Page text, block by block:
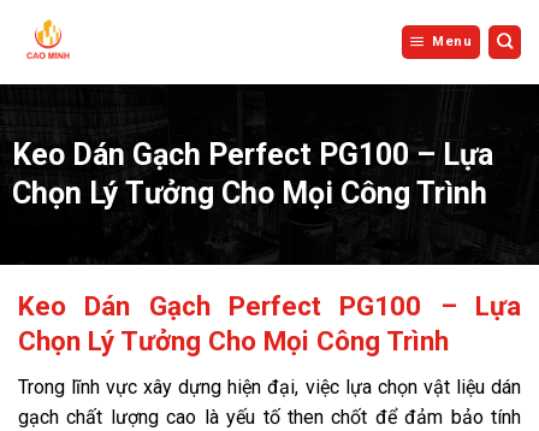
Menu
Keo Dán Gạch Perfect PG100 – Lựa
Chọn Lý Tưởng Cho Mọi Công Trình
Keo Dán Gạch Perfect PG100 – Lựa
Chọn Lý Tưởng Cho Mọi Công Trình
Trong lĩnh vực xây dựng hiện đại, việc lựa chọn vật liệu dán
gạch chất lượng cao là yếu tố then chốt để đảm bảo tính